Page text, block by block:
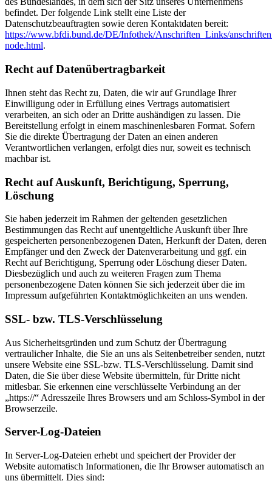
befindet. Der folgende Link stellt eine Liste der
Datenschutzbeauftragten sowie deren Kontaktdaten bereit:
https://www.bfdi.bund.de/DE/Infothek/Anschriften_Links/
node.html.
Recht auf Datenübertragbarkeit
Ihnen steht das Recht zu, Daten, die wir auf Grundlage Ihrer
Einwilligung oder in Erfüllung eines Vertrags automatisiert
verarbeiten, an sich oder an Dritte aushändigen zu lassen. Die
Bereitstellung erfolgt in einem maschinenlesbaren Format. Sofern
Sie die direkte Übertragung der Daten an einen anderen
Verantwortlichen verlangen, erfolgt dies nur, soweit es technisch
machbar ist.
Recht auf Auskunft, Berichtigung, Sperrung,
Löschung
Sie haben jederzeit im Rahmen der geltenden gesetzlichen
Bestimmungen das Recht auf unentgeltliche Auskunft über Ihre
gespeicherten personenbezogenen Daten, Herkunft der Daten, deren
Empfänger und den Zweck der Datenverarbeitung und ggf. ein
Recht auf Berichtigung, Sperrung oder Löschung dieser Daten.
Diesbezüglich und auch zu weiteren Fragen zum Thema
personenbezogene Daten können Sie sich jederzeit über die im
Impressum aufgeführten Kontaktmöglichkeiten an uns wenden.
SSL- bzw. TLS-Verschlüsselung
Aus Sicherheitsgründen und zum Schutz der Übertragung
vertraulicher Inhalte, die Sie an uns als Seitenbetreiber senden, nutzt
unsere Website eine SSL-bzw. TLS-Verschlüsselung. Damit sind
Daten, die Sie über diese Website übermitteln, für Dritte nicht
mitlesbar. Sie erkennen eine verschlüsselte Verbindung an der
„https://“ Adresszeile Ihres Browsers und am Schloss-Symbol in der
Browserzeile.
Server-Log-Dateien
In Server-Log-Dateien erhebt und speichert der Provider der
Website automatisch Informationen, die Ihr Browser automatisch an
uns übermittelt. Dies sind: